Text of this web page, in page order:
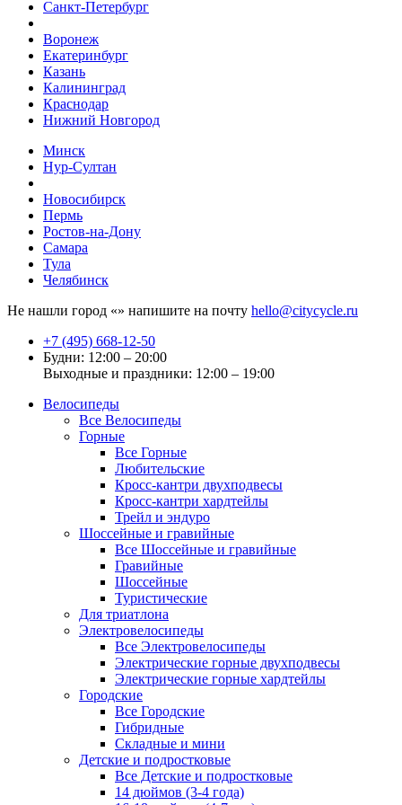
Санкт-Петербург
Воронеж
Екатеринбург
Казань
Калининград
Краснодар
Нижний Новгород
Минск
Нур-Султан
Новосибирск
Пермь
Ростов-на-Дону
Самара
Тула
Челябинск
Не нашли город «» напишите на почту hello@citycycle.ru
+7 (495) 668-12-50
Будни: 12:00 – 20:00
Выходные и праздники: 12:00 – 19:00
Велосипеды
Все Велосипеды
Горные
Все Горные
Любительские
Кросс-кантри двухподвесы
Кросс-кантри хардтейлы
Трейл и эндуро
Шоссейные и гравийные
Все Шоссейные и гравийные
Гравийные
Шоссейные
Туристические
Для триатлона
Электровелосипеды
Все Электровелосипеды
Электрические горные двухподвесы
Электрические горные хардтейлы
Городские
Все Городские
Гибридные
Складные и мини
Детские и подростковые
Все Детские и подростковые
14 дюймов (3-4 года)